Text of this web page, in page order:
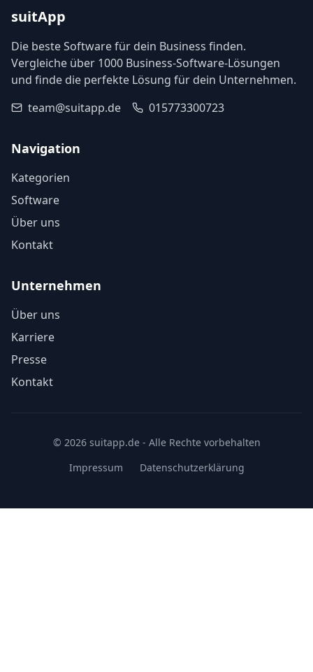
suitApp
Die beste Software für dein Business finden.
Vergleiche über 1000 Business-Software-Lösungen
und finde die perfekte Lösung für dein Unternehmen.
team@suitapp.de
015773300723
Navigation
Kategorien
Software
Über uns
Kontakt
Unternehmen
Über uns
Karriere
Presse
Kontakt
© 2026 suitapp.de - Alle Rechte vorbehalten
Impressum
Datenschutzerklärung